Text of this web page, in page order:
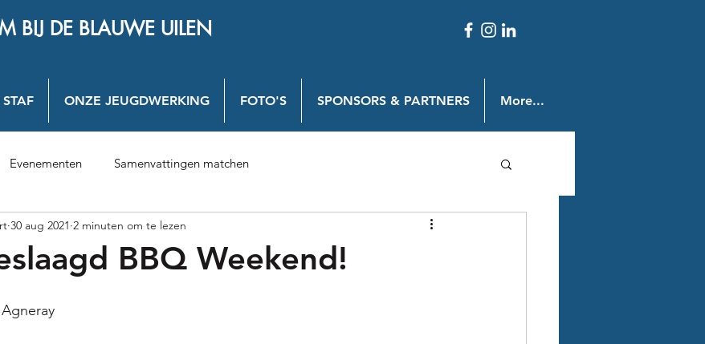
BIJ DE BLAUWE UILEN
ONZE JEUGDWERKING FOTO'S SPONSORS & PARTNERS More...
Evenementen Samenvattingen matchen
BBQ Weekend!
30 aug 2021 2 minuten om te lezen